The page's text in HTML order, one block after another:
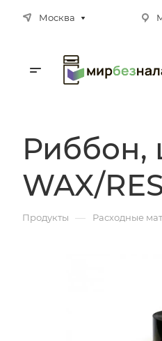
Москва
Риббон,
WAX/
Продукты — Расходные